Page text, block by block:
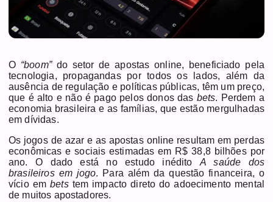
O “boom”do setor de apostas online, beneficiado pela
tecnologia, propagandas por todos os lados, além da
ausência de regulação e políticas públicas, têm um preço,
que é alto e não é pago pelos donos das bets. Perdem a
economia brasileira e as famílias, que estão mergulhadas
em dívidas.
Os jogos de azar e as apostas online resultam em perdas
econômicas e sociais estimadas em R$ 38,8 bilhões por
ano. O dado está no estudo inédito A saúde dos
brasileiros em jogo. Para além da questão financeira, o
vício embets tem impacto direto do adoecimento mental
de muitos apostadores.